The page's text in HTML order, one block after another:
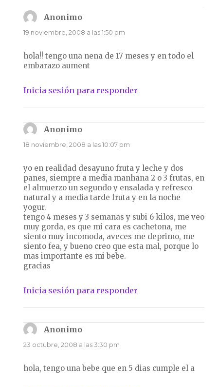
Anonimodice:
19 noviembre, 2008 a las 1:50 pm
hola!! tengo una nena de 17 meses y en todo el
embarazo aument
Inicia sesión para responder
Anonimodice:
18 noviembre, 2008 a las 10:07 pm
yo en realidad desayuno fruta y leche y dos
panes, siempre a media manhana 2 o 3 frutas, en
el almuerzo un segundo y ensalada y refresco
natural y a media tarde fruta y en la noche
yogur.
tengo 4 meses y 3 semanas y subi 6 kilos, me veo
muy gorda, es que mi cara es cachetona, me
siento muy incomoda, aveces me deprimo, me
siento fea, y bueno creo que esta mal, porque lo
mas importante es mi bebe.
gracias
Inicia sesión para responder
Anonimodice:
23 octubre, 2008 a las 3:30 pm
hola, tengo una bebe que en 5 dias cumple el a